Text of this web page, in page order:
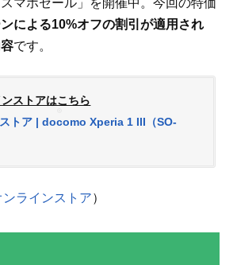
による10%オフの割引が適用され
です。
ストアはこちら
トア | docomo Xperia 1 III（SO-
ンラインストア）